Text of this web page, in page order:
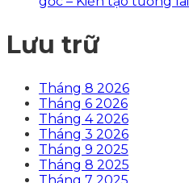
Lưu trữ
Tháng 8 2026
Tháng 6 2026
Tháng 4 2026
Tháng 3 2026
Tháng 9 2025
Tháng 8 2025